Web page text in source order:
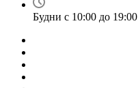
Будни с 10:00 до 19:00